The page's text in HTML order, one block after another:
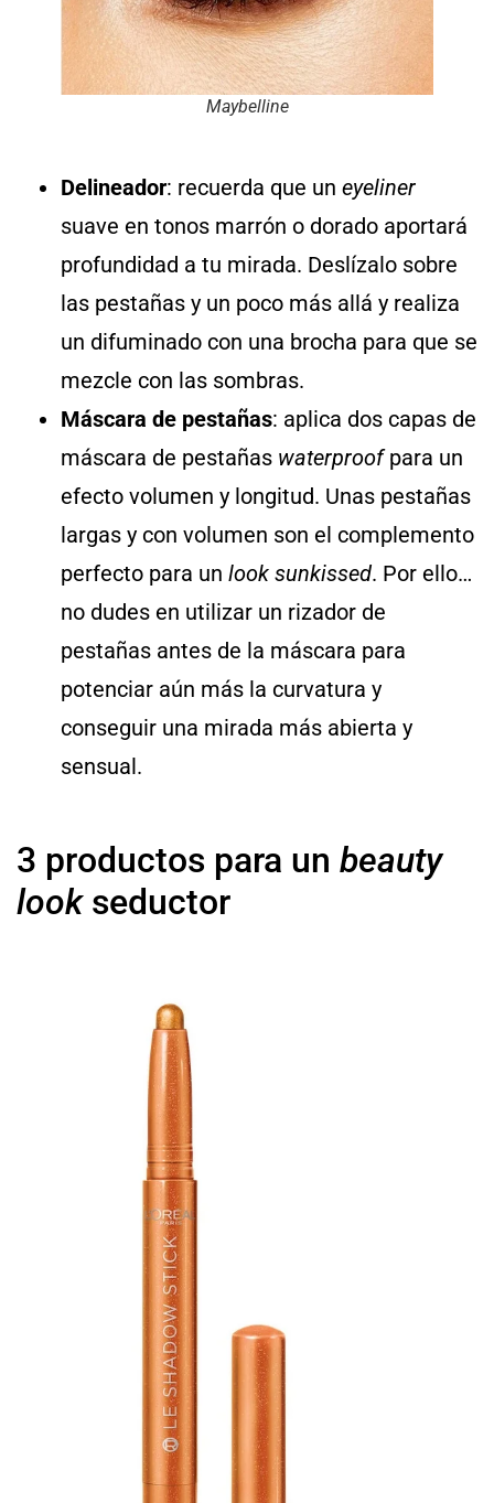
Maybelline
Delineador: recuerda que un eyeliner
suave en tonos marrón o dorado aportará
profundidad a tu mirada. Deslízalo sobre
las pestañas y un poco más allá y realiza
un difuminado con una brocha para que se
mezcle con las sombras.
Máscara de pestañas: aplica dos capas de
máscara de pestañas waterproofpara un
efecto volumen y longitud. Unas pestañas
largas y con volumen son el complemento
perfecto para un look sunkissed. Por ello…
no dudes en utilizar un rizador de
pestañas antes de la máscara para
potenciar aún más la curvatura y
conseguir una mirada más abierta y
sensual.
3 productos para un beauty
lookseductor